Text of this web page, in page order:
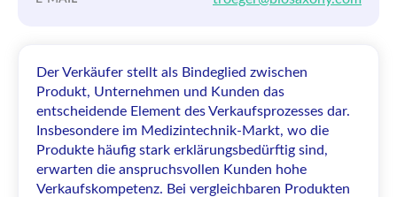
Der Verkäufer stellt als Bindeglied zwischen
Produkt, Unternehmen und Kunden das
entscheidende Element des Verkaufsprozesses dar.
Insbesondere im Medizintechnik-Markt, wo die
Produkte häufig stark erklärungsbedürftig sind,
erwarten die anspruchsvollen Kunden hohe
Verkaufskompetenz. Bei vergleichbaren Produkten